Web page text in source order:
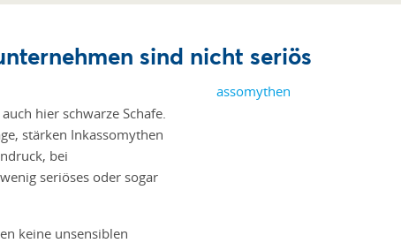
sind nicht seriös
hier schwarze Schafe.
stärken Inkassomythen
bei
seriöses oder sogar
keine unsensiblen